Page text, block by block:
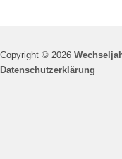
Copyright © 2026
Datenschutzerklärung